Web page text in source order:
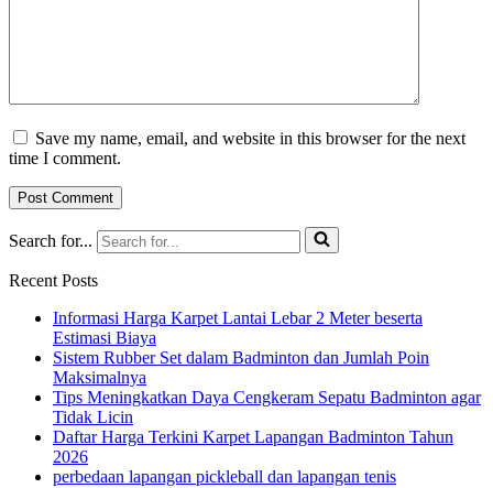
Save my name, email, and website in this browser for the next
time I comment.
Search for...
Recent Posts
Informasi Harga Karpet Lantai Lebar 2 Meter beserta
Estimasi Biaya
Sistem Rubber Set dalam Badminton dan Jumlah Poin
Maksimalnya
Tips Meningkatkan Daya Cengkeram Sepatu Badminton agar
Tidak Licin
Daftar Harga Terkini Karpet Lapangan Badminton Tahun
2026
perbedaan lapangan pickleball dan lapangan tenis